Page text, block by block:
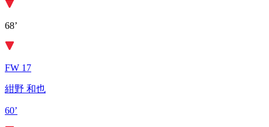
68’
FW 17
紺野 和也
60’